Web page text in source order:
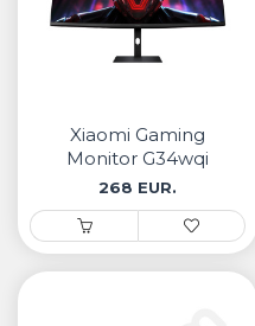
Xiaomi Gaming
Monitor G34wqi
268 EUR.